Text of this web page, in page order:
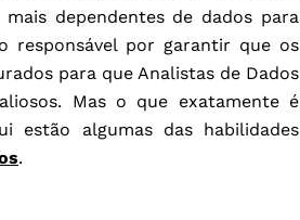
dependentes de dados para
responsável por garantir que os
para que Analistas de Dados
Mas o que exatamente é
estão algumas das habilidades
.